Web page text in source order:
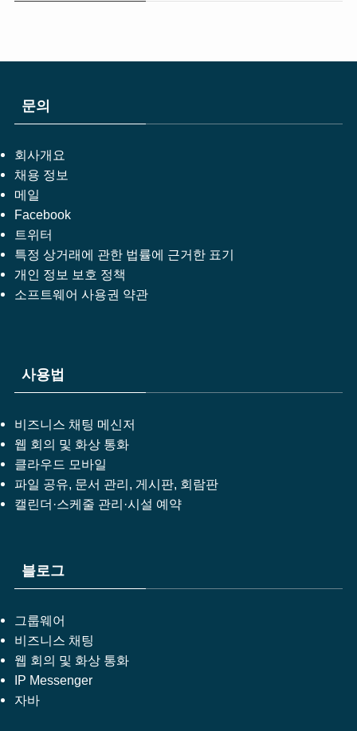
문의
회사개요
채용 정보
메일
Facebook
트위터
특정 상거래에 관한 법률에 근거한 표기
개인 정보 보호 정책
소프트웨어 사용권 약관
사용법
비즈니스 채팅 메신저
웹 회의 및 화상 통화
클라우드 모바일
파일 공유, 문서 관리, 게시판, 회람판
캘린더·스케줄 관리·시설 예약
블로그
그룹웨어
비즈니스 채팅
웹 회의 및 화상 통화
IP Messenger
자바